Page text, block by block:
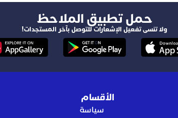
‫حمل تطبيق الملاحظ
ولا تنسى تفعيل الإشعارات للتوصل بآخر المستجدات!
الأقسام
سياسة